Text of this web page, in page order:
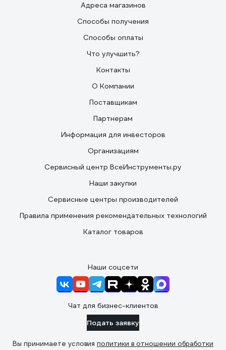
Адреса магазинов
Способы получения
Способы оплаты
Что улучшить?
Контакты
О Компании
Поставщикам
Партнерам
Информация для инвесторов
Организациям
Сервисный центр ВсеИнструменты.ру
Наши закупки
Сервисные центры производителей
Правила применения рекомендательных технологий
Каталог товаров
Наши соцсети
Чат для бизнес-клиентов
Подать заявку
Вы принимаете условия политики в отношении обработки